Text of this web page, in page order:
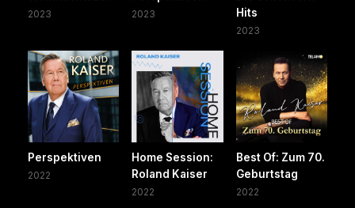
2023 2023
Hits
2023
Perspektiven
2022
Home Session:
Roland Kaiser
2022
Best Of: Zum 70.
Geburtstag
2022